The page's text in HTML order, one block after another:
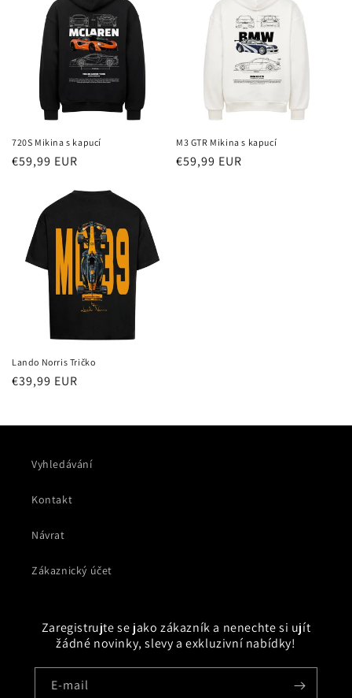
720S Mikina s kapucí
Běžná
€59,99 EUR
M3 GTR Mikina s kapucí
Běžná
€59,99 EUR
Lando Norris Tričko
Běžná
€39,99 EUR
Vyhledávání
Kontakt
Návrat
Zákaznický účet
Zaregistrujte se jako zákazník a nenechte si ujít
žádné novinky, slevy a exkluzivní nabídky!
E-mail